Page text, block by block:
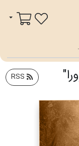
سبد خرید